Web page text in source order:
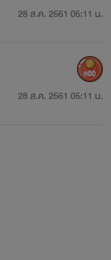
28 ส.ค. 2561 05:11 น.
28 ส.ค. 2561 05:11 น.
800